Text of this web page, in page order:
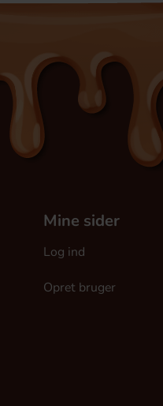
Mine sider
Log ind
Opret bruger